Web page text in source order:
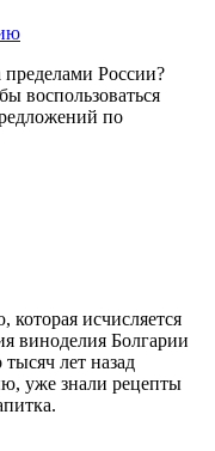
пределами России?
воспользоваться
по
исчисляется
виноделия Болгарии
лет назад
уже знали рецепты